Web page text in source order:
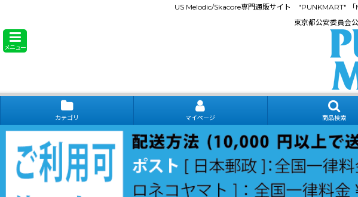
US Melodic/Skacore専門通販サイト "PUNKMART" 「
東京都公安委員会
メニュー
カテゴリ マイページ 商品検索